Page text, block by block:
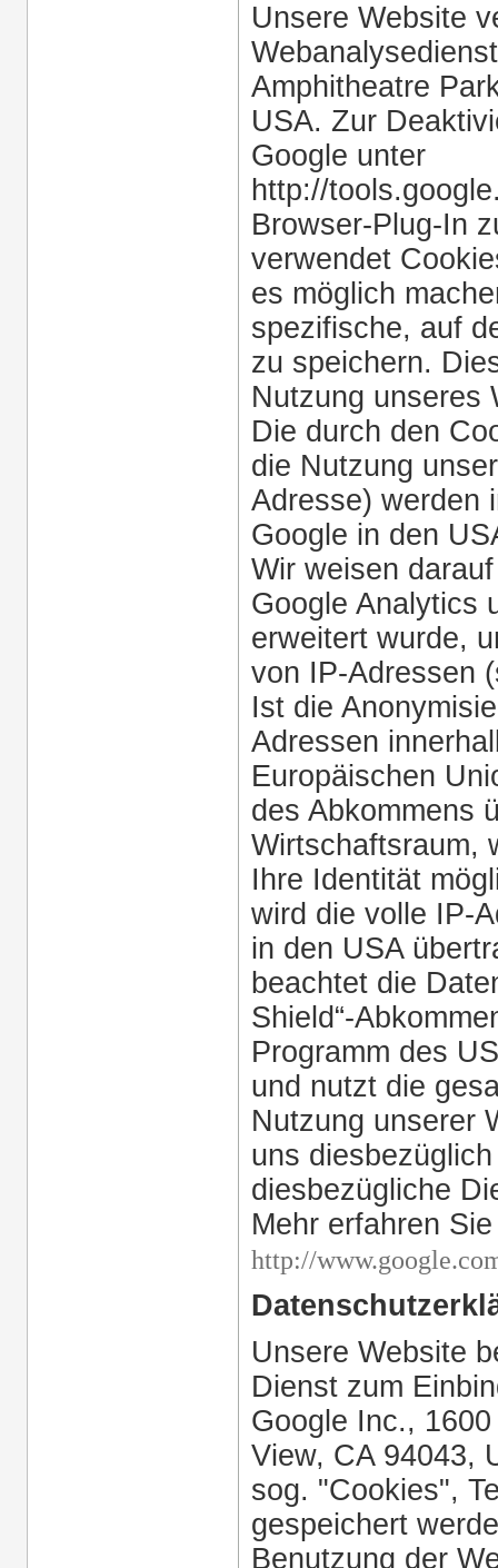
Unsere Website
Amphitheatre
USA. Zur
Google unter
http://
Browser-Plug-In
verwendet
es möglich
spezifische, auf
zu speichern.
Nutzung unseres
Die durch den
die Nutzung
Adresse) werden
Google in den
Wir weisen
Google Analytics
erweitert wurde,
von IP-Adressen
Ist die
Adressen
Europäischen
des Abkommens
Wirtschaftsraum,
Ihre Identität
wird die volle IP-
in den USA
beachtet die
Shield“-
Programm des
und nutzt die
Nutzung unserer
uns
diesbezügliche
Mehr erfahren
http://
Unsere Website
Dienst zum
Google Inc.,
View, CA 94043,
sog. "Cookies",
gespeichert
Benutzung der